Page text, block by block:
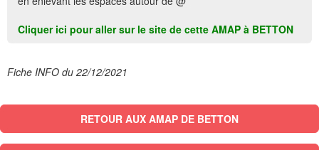
Cliquer ici pour aller sur le site de cette AMAP à BETTON
Fiche INFO du 22/12/2021
RETOUR AUX AMAP DE BETTON